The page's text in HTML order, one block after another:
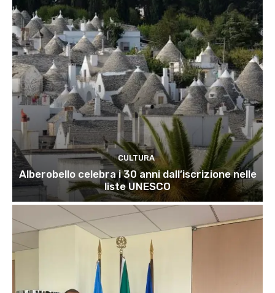
CULTURA
Alberobello celebra i 30 anni dall’iscrizione nelle
liste UNESCO